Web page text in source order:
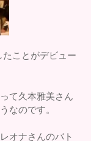
ことがデビュー
て久本雅美さん
なのです。
オナさんのバト